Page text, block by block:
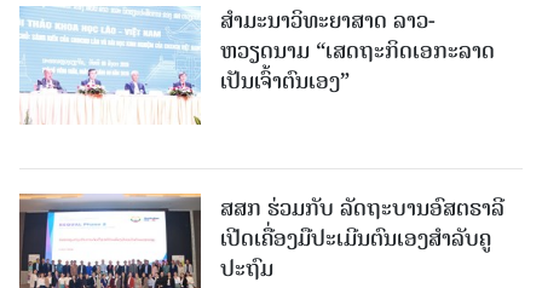
ສຳມະນາວິທະຍາສາດ ລາວ-
ຫວຽດນາມ “ເສດຖະກິດເອກະລາດ
ເປັນເຈົ້າຕົນເອງ”
ສສກ ຮ່ວມກັບ ລັດຖະບານອົສຕຣາລີ
ເປີດເຄື່ອງມືປະເມີນຕົນເອງສຳລັບຄູ
ປະຖົມ